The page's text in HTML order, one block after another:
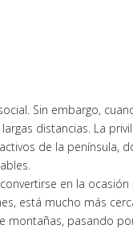
Sin embargo,
distancias. La
de la península,
en la
está mucho más
pasando